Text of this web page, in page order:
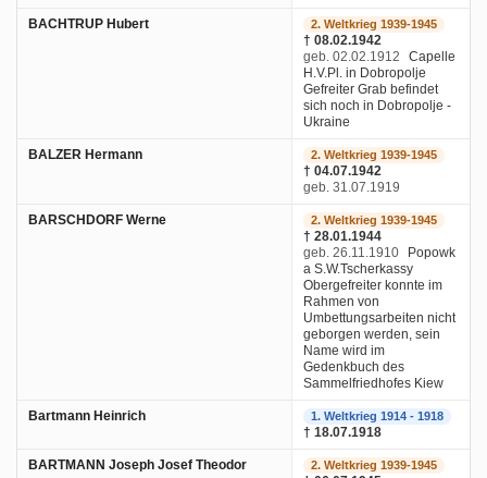
BACHTRUP Hubert 2. Weltkrieg 1939-1945
† 08.02.1942
geb. 02.02.1912
Capelle
H.V.Pl. in Dobropolje
Gefreiter Grab befindet
sich noch in Dobropolje -
Ukraine
BALZER Hermann 2. Weltkrieg 1939-1945
† 04.07.1942
geb. 31.07.1919
BARSCHDORF Werne 2. Weltkrieg 1939-1945
† 28.01.1944
geb. 26.11.1910
Popowk
a S.W.Tscherkassy
Obergefreiter konnte im
Rahmen von
Umbettungsarbeiten nicht
geborgen werden, sein
Name wird im
Gedenkbuch des
Sammelfriedhofes Kiew
Bartmann Heinrich 1. Weltkrieg 1914 - 1918
† 18.07.1918
BARTMANN Joseph Josef Theodor 2. Weltkrieg 1939-1945